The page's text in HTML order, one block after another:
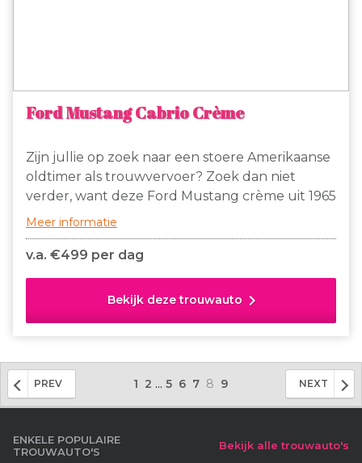
Ford Mustang Cabrio Crème
Zijn jullie op zoek naar een stoere Amerikaanse
oldtimer als trouwvervoer? Zoek dan niet
verder, want deze Ford Mustang crème uit 1965
is het antwoord! De Mustang heeft een beige
kan worden. Met de wind in de haren ervaar je
Meer informatie
v.a. €499 per dag
Bekijk deze trouwautochevron_right
PREV NEXT
1 2 ... 5 6 7 8 9
ENKELE POPULAIRE
TROUWAUTO'S
Bekijk alle trouwauto's